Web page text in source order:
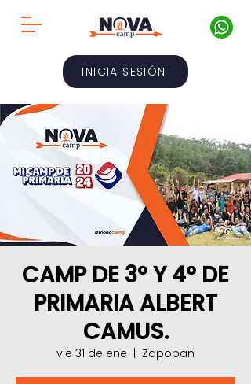
INICIA SESIÓN
CAMP DE 3° Y 4° DE
PRIMARIA ALBERT
CAMUS.
vie 31 de ene Zapopan